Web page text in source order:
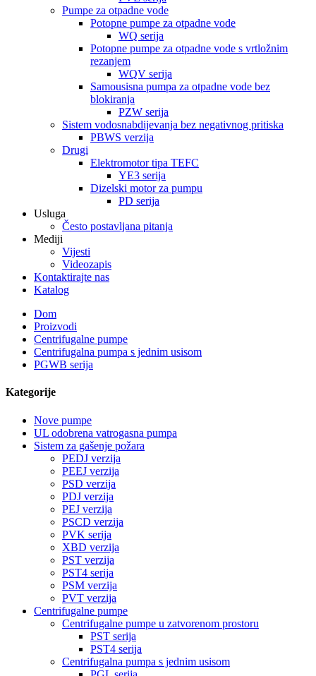
Pumpe za otpadne vode
Potopne pumpe za otpadne vode
WQ serija
Potopne pumpe za otpadne vode s vrtložnim
rezanjem
WQV serija
Samousisna pumpa za otpadne vode bez
blokiranja
PZW serija
Sistem vodosnabdijevanja bez negativnog pritiska
PBWS verzija
Drugi
Elektromotor tipa TEFC
YE3 serija
Dizelski motor za pumpu
PD serija
Usluga
Često postavljana pitanja
Mediji
Vijesti
Videozapis
Kontaktirajte nas
Katalog
Dom
Proizvodi
Centrifugalne pumpe
Centrifugalna pumpa s jednim usisom
PGWB serija
Kategorije
Nove pumpe
UL odobrena vatrogasna pumpa
Sistem za gašenje požara
PEDJ verzija
PEEJ verzija
PSD verzija
PDJ verzija
PEJ verzija
PSCD verzija
PVK serija
XBD verzija
PST verzija
PST4 serija
PSM verzija
PVT verzija
Centrifugalne pumpe
Centrifugalne pumpe u zatvorenom prostoru
PST serija
PST4 serija
Centrifugalna pumpa s jednim usisom